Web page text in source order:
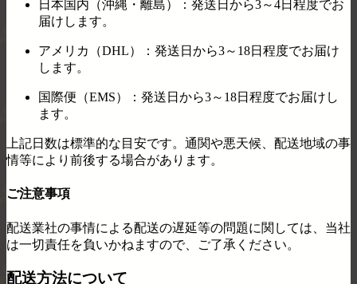
日本国内（沖縄・離島）： 発送日から3～4日程度でお
届けします。
アメリカ（DHL）： 発送日から3～18日程度でお届け
します。
国際便（EMS）： 発送日から3～18日程度でお届けし
ます。
上記日数は標準的な目安です。通関や悪天候、配送地域の事
情等により前後する場合があります。
ご注意事項
配送業社の事情による配送の遅延等の問題に関しては、当社
は一切責任を負いかねますので、ご了承ください。
配送方法について